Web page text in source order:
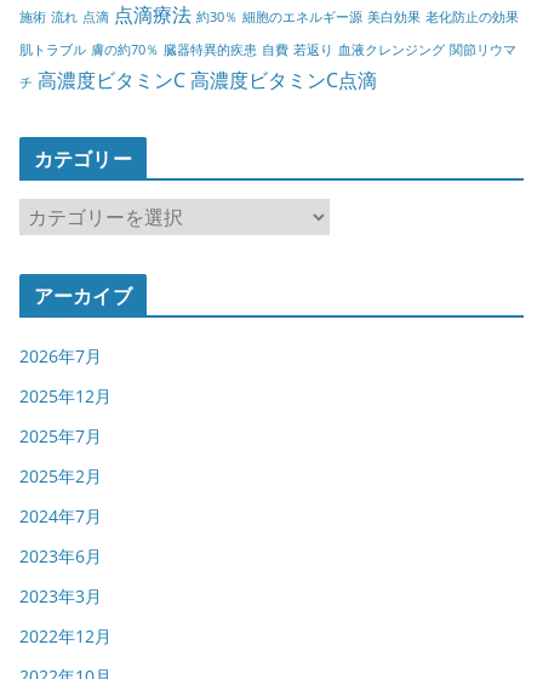
施術 流れ 点滴 点滴療法 約30％ 細胞のエネルギー源 美白効果 老化防止の効果
肌トラブル 膚の約70％ 臓器特異的疾患 自費 若返り 血液クレンジング 関節リウマ
チ 高濃度ビタミンC高濃度ビタミンC点滴
カテゴリー
カ
テ
ゴ
アーカイブ
2026年7月
2025年12月
2025年7月
2025年2月
2024年7月
2023年6月
2023年3月
2022年12月